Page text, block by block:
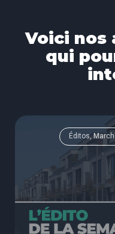
Voici nos
qui
Éditos,